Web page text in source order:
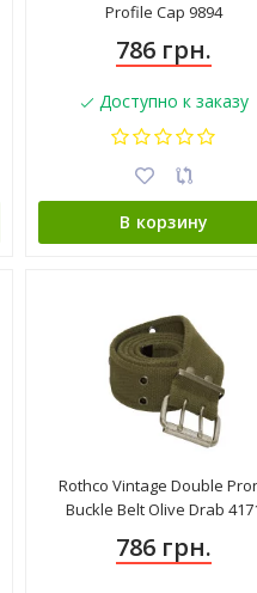
Profile Cap 9894
786 грн.
Доступно к заказу
В корзину
Rothco Vintage Double
Buckle Belt Olive Drab
786 грн.